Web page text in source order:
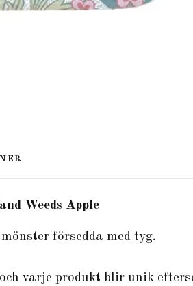
Weeds Apple
försedda med tyg.
varje produkt blir unik